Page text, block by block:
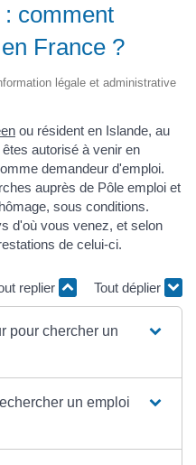
comment
France ?
légale et administrative
ou résident en Islande, au
autorisé à venir en
demandeur d'emploi.
auprès de Pôle emploi et
sous conditions.
d'où vous venez, et selon
de celui-ci.
replier Tout déplier
pour chercher un
un emploi